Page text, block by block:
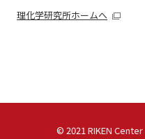
理化学研究所ホームへ
© 2021 RIKEN